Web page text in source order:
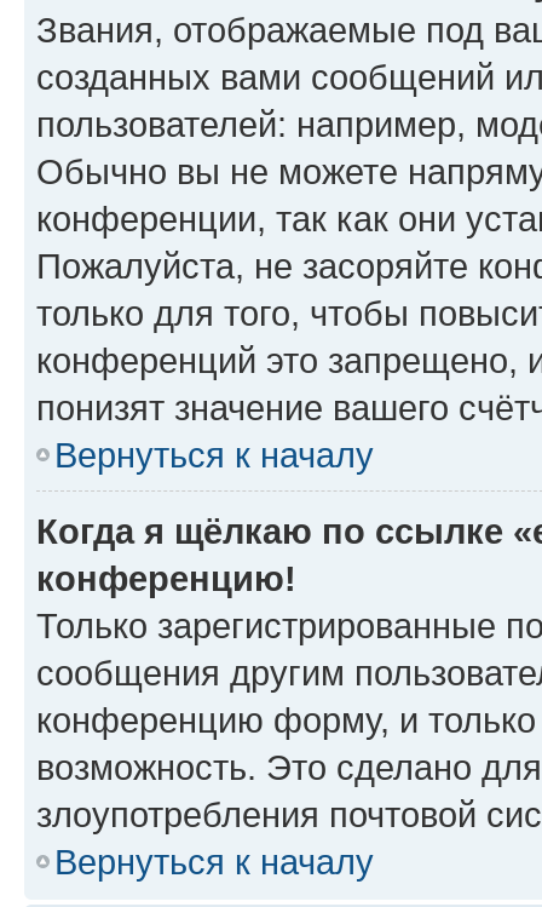
Звания, отображаемые под
созданных вами сообщений
пользователей: например,
Обычно вы не можете
конференции, так как они
Пожалуйста, не засоряйте
только для того, чтобы
конференций это запрещено,
понизят значение вашего
Вернуться к началу
Когда я щёлкаю по ссылке
конференцию!
Только зарегистрированные
сообщения другим
конференцию форму, и
возможность. Это сделано
злоупотребления почтовой
Вернуться к началу